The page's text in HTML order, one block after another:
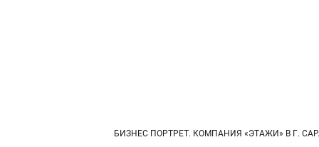
БИЗНЕС ПОРТРЕТ. КОМПАНИЯ «ЭТАЖИ» В Г.